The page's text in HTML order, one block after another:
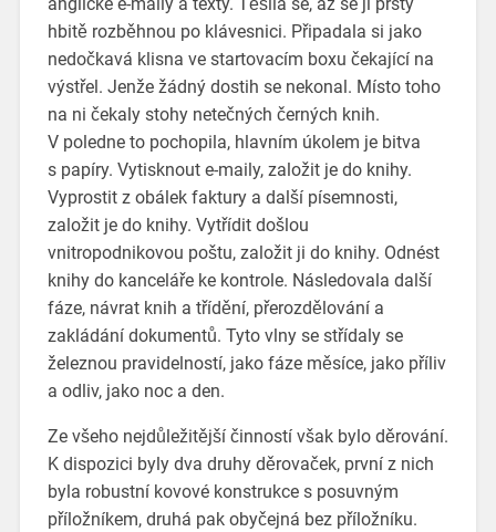
hbitě rozběhnou po klávesnici. Připadala si jako
nedočkavá klisna ve startovacím boxu čekající na
výstřel. Jenže žádný dostih se nekonal. Místo toho
na ni čekaly stohy netečných černých knih.
V poledne to pochopila, hlavním úkolem je bitva
s papíry. Vytisknout e-maily, založit je do knihy.
Vyprostit z obálek faktury a další písemnosti,
založit je do knihy. Vytřídit došlou
vnitropodnikovou poštu, založit ji do knihy. Odnést
knihy do kanceláře ke kontrole. Následovala další
fáze, návrat knih a třídění, přerozdělování a
zakládání dokumentů. Tyto vlny se střídaly se
železnou pravidelností, jako fáze měsíce, jako příliv
a odliv, jako noc a den.
Ze všeho nejdůležitější činností však bylo děrování.
K dispozici byly dva druhy děrovaček, první z nich
byla robustní kovové konstrukce s posuvným
příložníkem, druhá pak obyčejná bez příložníku.